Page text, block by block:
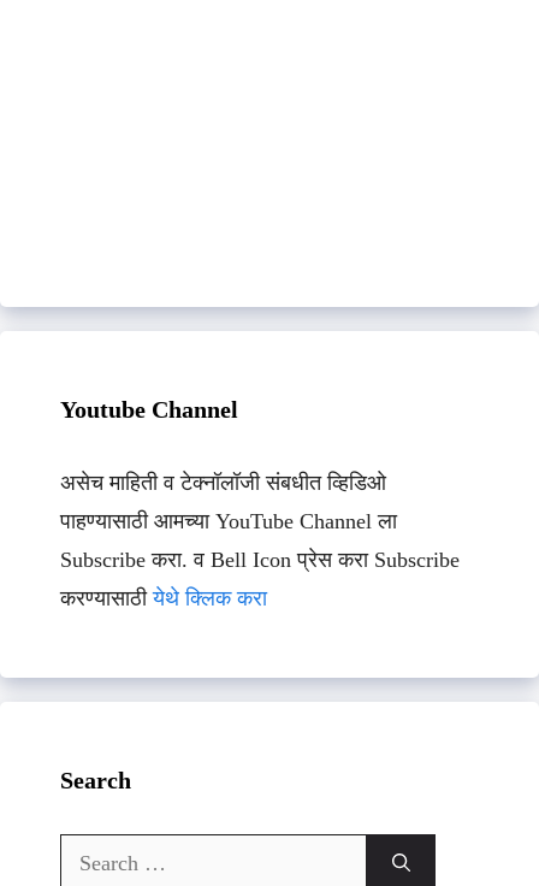
Youtube Channel
असेच माहिती व टेक्नॉलॉजी संबधीत व्हिडिओ
पाहण्यासाठी आमच्या YouTube Channel ला
Subscribe करा. व Bell Icon प्रेस करा Subscribe
करण्यासाठीयेथे क्लिक करा
Search
Search